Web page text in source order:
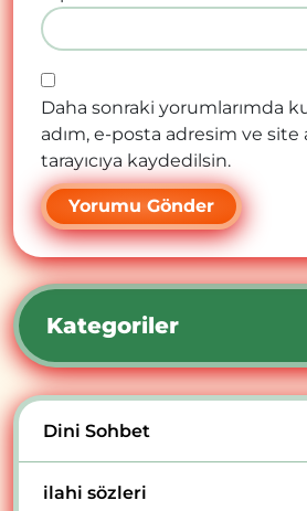
Daha sonraki yorumlarımda
adım, e-posta adresim ve
tarayıcıya kaydedilsin.
Kategoriler
Dini Sohbet
ilahi sözleri